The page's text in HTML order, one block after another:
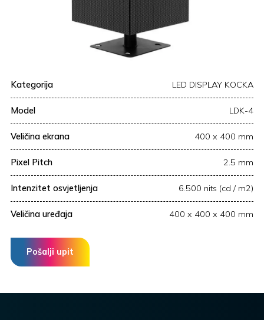
Kategorija LED DISPLAY KOCKA
Model LDK-4
Veličina ekrana 400 x 400 mm
Pixel Pitch 2.5 mm
Intenzitet osvjetljenja 6.500 nits (cd / m2)
Veličina uređaja 400 x 400 x 400 mm
Pošalji upit